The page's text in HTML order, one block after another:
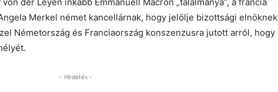
Merkel német kancellárnak, hogy jelölje bizottsági elnöknek
Németország és Franciaország konszenzusra jutott arról, hogy
- Hirdetés -